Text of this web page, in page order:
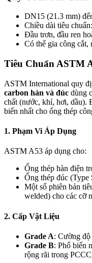
DN15 (21.3 mm)
Chiều dài tiêu
Đầu trơn, đầu ren
Có thể gia công cắt,
Tiêu Chuẩn ASTM
ASTM International quy
carbon hàn và đúc dùng
chất (nước, khí, hơi, dầu).
biến nhất cho ống thép
1. Phạm Vi Áp Dụng
ASTM A53 áp dụng cho:
Ống thép hàn điện
Ống thép đúc (Type
Một số phiên bản
welded) cho các cỡ
2. Cấp Vật Liệu
Grade A: Cường độ
Grade B: Phổ biến
rộng rãi trong